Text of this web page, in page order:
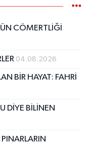
CÖMERTLİĞİ
04.08.2026
BİR HAYAT: FAHRİ
DİYE BİLİNEN